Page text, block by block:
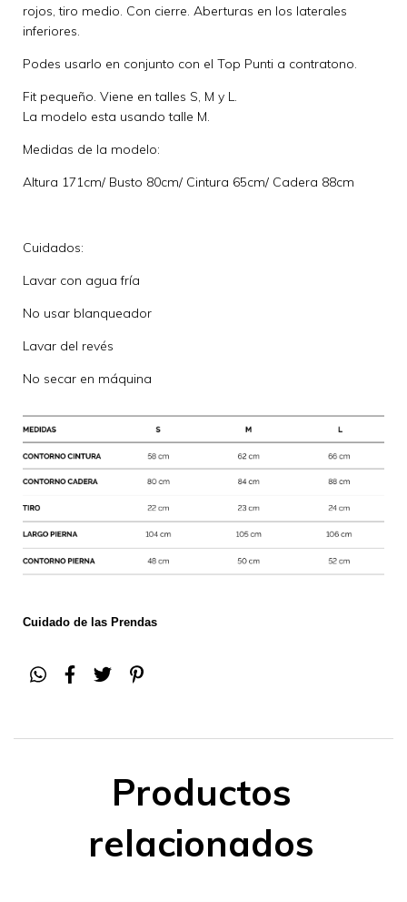
rojos, tiro medio. Con cierre. Aberturas en los laterales
inferiores.
Podes usarlo en conjunto con el Top Punti a contratono.
Fit pequeño. Viene en talles S, M y L.
La modelo esta usando talle M.
Medidas de la modelo:
Altura 171cm/ Busto 80cm/ Cintura 65cm/ Cadera 88cm
Cuidados:
Lavar con agua fría
No usar blanqueador
Lavar del revés
No secar en máquina
Cuidado de las Prendas
Productos
relacionados